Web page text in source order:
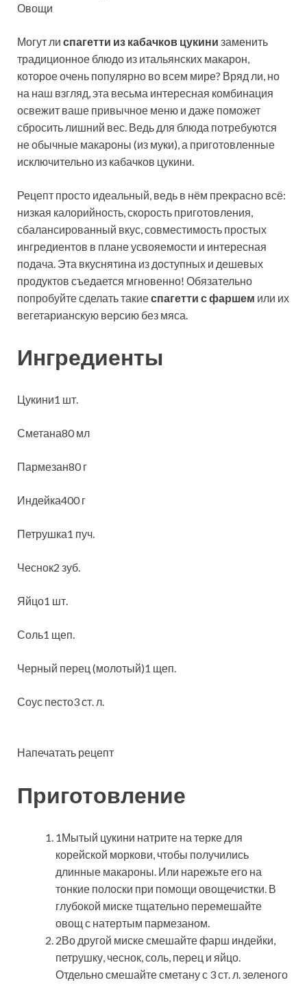
Овощи
Могут ли спагетти из кабачков цукини заменить
традиционное блюдо из итальянских макарон,
которое очень популярно во всем мире? Вряд ли, но
на наш взгляд, эта весьма интересная комбинация
освежит ваше привычное меню и даже поможет
сбросить лишний вес. Ведь для блюда потребуются
не обычные макароны (из муки), а приготовленные
исключительно из кабачков цукини.
Рецепт просто идеальный, ведь в нём прекрасно всё:
низкая калорийность, скорость приготовления,
сбалансированный вкус, совместимость простых
ингредиентов в плане усвояемости и интересная
подача. Эта вкуснятина из доступных и дешевых
продуктов съедается мгновенно! Обязательно
попробуйте сделать такиеспагетти с фаршем или их
вегетарианскую версию без мяса.
Ингредиенты
Цукини1 шт.
Сметана80 мл
Пармезан80 г
Индейка400 г
Петрушка1 пуч.
Чеснок2 зуб.
Яйцо1 шт.
Соль1 щеп.
Черный перец (молотый)1 щеп.
Соус песто3 ст. л.
Напечатать рецепт
Приготовление
1Мытый цукини натрите на терке для
корейской моркови, чтобы получились
длинные макароны. Или нарежьте его на
тонкие полоски при помощи овощечистки. В
глубокой миске тщательно перемешайте
овощ с натертым пармезаном.
2Во другой миске смешайте фарш индейки,
петрушку, чеснок, соль, перец и яйцо.
Отдельно смешайте сметану с 3 ст. л. зеленого